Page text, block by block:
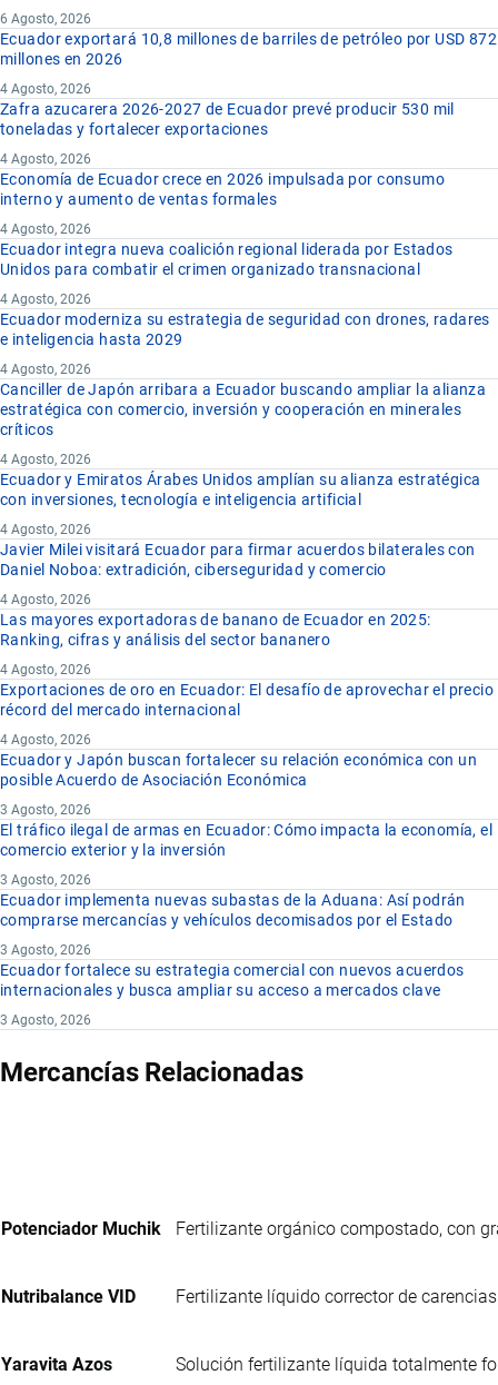
6 Agosto, 2026
Ecuador exportará 10,8 millones de barriles de petróleo por USD 872
millones en 2026
4 Agosto, 2026
Zafra azucarera 2026-2027 de Ecuador prevé producir 530 mil
toneladas y fortalecer exportaciones
4 Agosto, 2026
Economía de Ecuador crece en 2026 impulsada por consumo
interno y aumento de ventas formales
4 Agosto, 2026
Ecuador integra nueva coalición regional liderada por Estados
Unidos para combatir el crimen organizado transnacional
4 Agosto, 2026
Ecuador moderniza su estrategia de seguridad con drones, radares
e inteligencia hasta 2029
4 Agosto, 2026
Canciller de Japón arribara a Ecuador buscando ampliar la alianza
estratégica con comercio, inversión y cooperación en minerales
críticos
4 Agosto, 2026
Ecuador y Emiratos Árabes Unidos amplían su alianza estratégica
con inversiones, tecnología e inteligencia artificial
4 Agosto, 2026
Javier Milei visitará Ecuador para firmar acuerdos bilaterales con
Daniel Noboa: extradición, ciberseguridad y comercio
4 Agosto, 2026
Las mayores exportadoras de banano de Ecuador en 2025:
Ranking, cifras y análisis del sector bananero
4 Agosto, 2026
Exportaciones de oro en Ecuador: El desafío de aprovechar el precio
récord del mercado internacional
4 Agosto, 2026
Ecuador y Japón buscan fortalecer su relación económica con un
posible Acuerdo de Asociación Económica
3 Agosto, 2026
El tráfico ilegal de armas en Ecuador: Cómo impacta la economía, el
comercio exterior y la inversión
3 Agosto, 2026
Ecuador implementa nuevas subastas de la Aduana: Así podrán
comprarse mercancías y vehículos decomisados por el Estado
3 Agosto, 2026
Ecuador fortalece su estrategia comercial con nuevos acuerdos
internacionales y busca ampliar su acceso a mercados clave
3 Agosto, 2026
Mercancías Relacionadas
Potenciador Muchik Fertilizante orgánico compostado, con
Nutribalance VID Fertilizante líquido corrector de
Yaravita Azos Solución fertilizante líquida totalmente